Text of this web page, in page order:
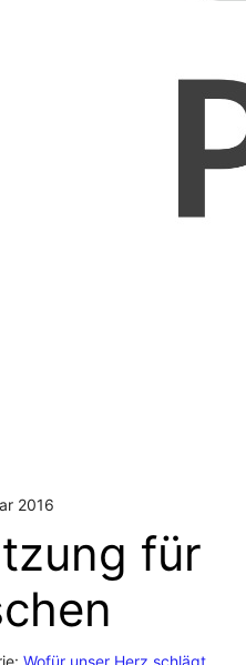
2016
für
Wofür unser Herz schlägt